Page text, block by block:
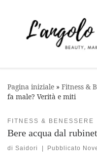
Pagina iniziale » Fitness &
fa male? Verità e miti
FITNESS & BENESSERE
Bere acqua dal
di Saidori | Pubblicato